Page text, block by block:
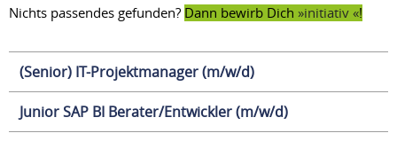
Nichts passendes gefunden? Dann bewirb Dich initiativ !
(Senior) IT-Projektmanager (m/w/d)
Junior SAP BI Berater/Entwickler (m/w/d)